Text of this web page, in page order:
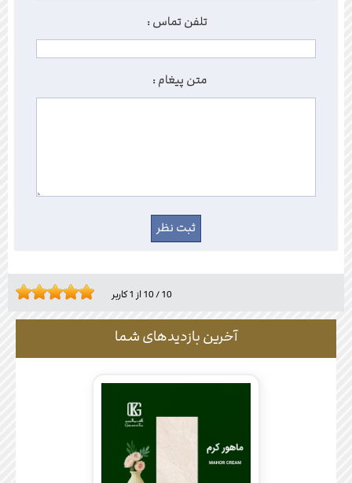
تلفن تماس :
متن پیغام :
10/10 از 1کاربر
آخرین بازدیدهای شما